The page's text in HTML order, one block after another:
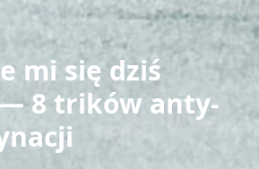
mi się dziś
8 trików anty-